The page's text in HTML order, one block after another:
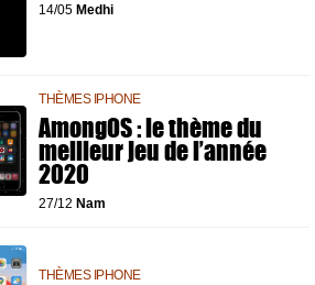
14/05 Medhi
THÈMES IPHONE
AmongOS : le thème du
meilleur jeu de l’année
2020
27/12 Nam
THÈMES IPHONE